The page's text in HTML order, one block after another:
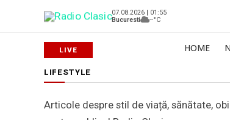
07.08.2026 | 01:55
Bucuresti
--°C
HOME
LIFESTYLE
Articole despre stil de viață, sănătate,